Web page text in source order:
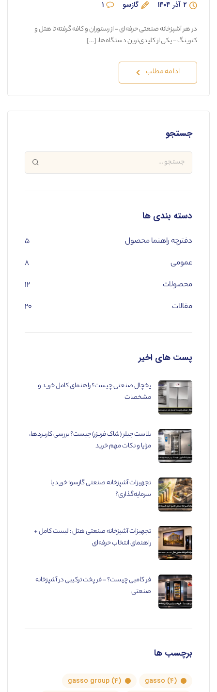
۲ آذر ۱۴۰۴ گازسو ۱
در هر آشپزخانه صنعتی حرفه‌ای – از رستوران و کافه گرفته تا هتل و
کترینگ – یکی از کلیدی‌ترین دستگاه‌ها، […]
ادامه مطلب
جستجو
دسته بندی ها
دفترچه راهنما محصول
۵
عمومی
۸
محصولات
۱۲
مقالات
۲۰
پست های اخیر
یخچال صنعتی چیست؟ راهنمای کامل خرید و
مشخصات
بلاست چیلر (شاک فریزر) چیست؟ بررسی کاربردها،
مزایا و نکات مهم خرید
تجهیزات آشپزخانه صنعتی گازسو؛ خرید یا
سرمایه‌گذاری؟
تجهیزات آشپزخانه صنعتی هتل : لیست کامل +
راهنمای انتخاب حرفه‌ای
فر کامبی چیست؟ – فر پخت ترکیبی در آشپزخانه
صنعتی
برچسب ها
gasso (۴) gasso group (۴)